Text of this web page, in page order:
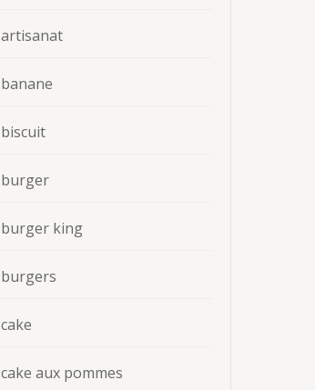
artisanat
banane
biscuit
burger
burger king
burgers
cake
cake aux pommes